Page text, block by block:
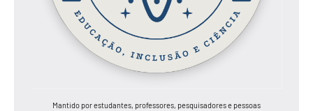
Mantido por estudantes, professores, pesquisadores e pessoas